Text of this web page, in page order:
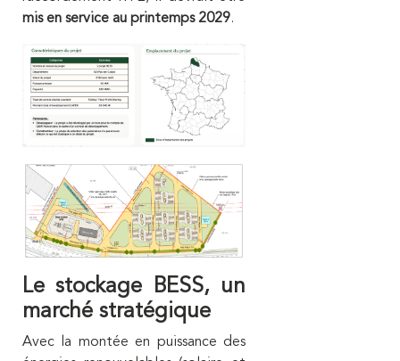
mis en service au printemps 2029.
Le stockage BESS, un
marché stratégique
Avec la montée en puissance des